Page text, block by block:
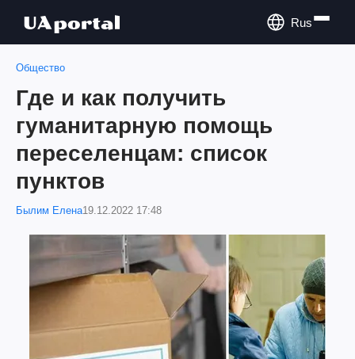
Rus
Общество
Где и как получить
гуманитарную помощь
переселенцам: список
пунктов
Былим Елена19.12.2022 17:48